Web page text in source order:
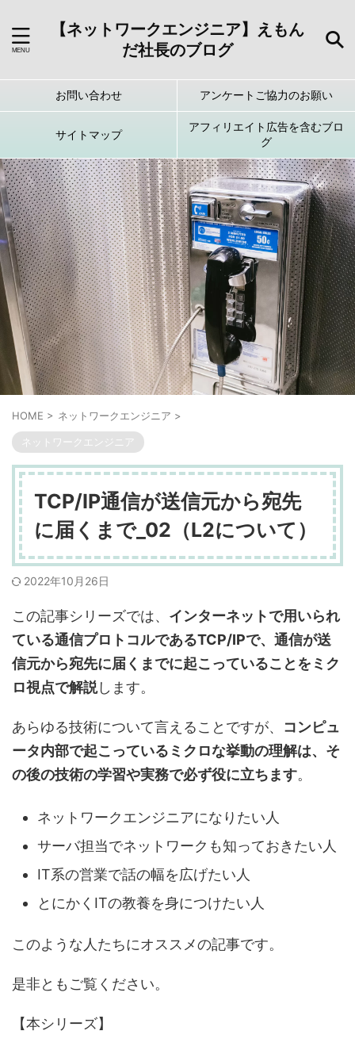
【ネットワークエンジニア】えもん
だ社長のブログ
お問い合わせ アンケートご協力のお願い
サイトマップ
アフィリエイト広告を含むブロ
グ
HOME > ネットワークエンジニア >
ネットワークエンジニア
TCP/IP通信が送信元から宛先
に届くまで_02（L2について）
2022年10月26日
この記事シリーズでは、 インターネットで用いられ
ている通信プロトコルであるTCP/IPで、通信が送
信元から宛先に届くまでに起こっていることをミク
ロ視点で解説します。
あらゆる技術について言えることですが、 コンピュ
ータ内部で起こっているミクロな挙動の理解は、そ
の後の技術の学習や実務で必ず役に立ちます。
ネットワークエンジニアになりたい人
サーバ担当でネットワークも知っておきたい人
IT系の営業で話の幅を広げたい人
とにかくITの教養を身につけたい人
このような人たちにオススメの記事です。
是非ともご覧ください。
【本シリーズ】